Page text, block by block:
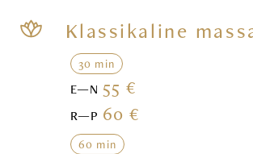
Klassikaline
30 min
E—N 55 €
R—P 60 €
60 min